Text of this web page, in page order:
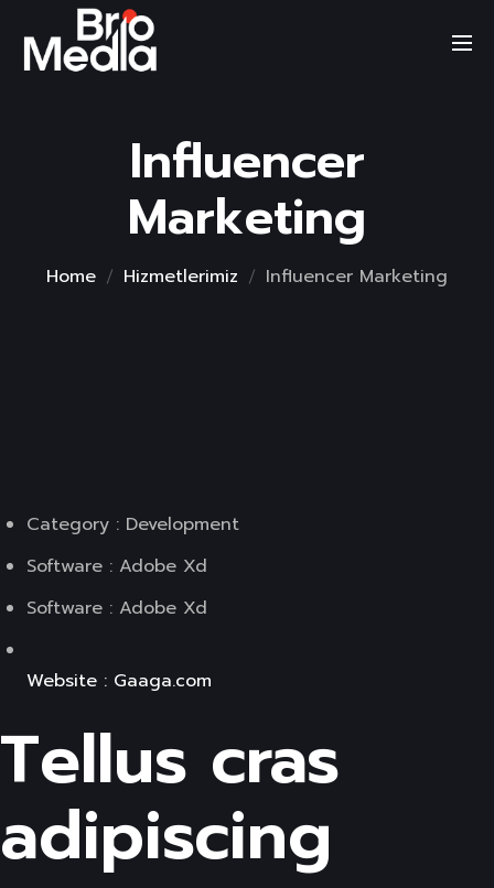
content
Influencer
Marketing
Home Hizmetlerimiz Influencer Marketing
Category : Development
Software : Adobe Xd
Software : Adobe Xd
Website : Gaaga.com
Tellus cras
adipiscing